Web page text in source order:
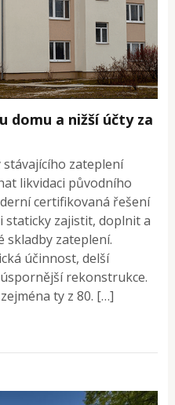
domu a nižší účty za
stávajícího zateplení
likvidaci původního
certifikovaná řešení
zajistit, doplnit a
zateplení.
účinnost, delší
rekonstrukce.
ty z 80. […]